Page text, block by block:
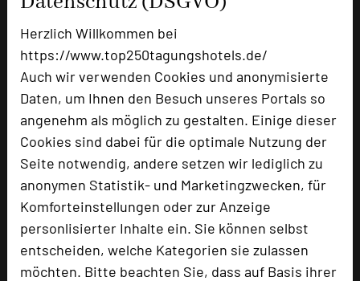
Herzlich Willkommen bei
https://www.top250tagungshotels.de/
Auch wir verwenden Cookies und anonymisierte
Daten, um Ihnen den Besuch unseres Portals so
angenehm als möglich zu gestalten. Einige dieser
Cookies sind dabei für die optimale Nutzung der
Seite notwendig, andere setzen wir lediglich zu
anonymen Statistik- und Marketingzwecken, für
Komforteinstellungen oder zur Anzeige
personlisierter Inhalte ein. Sie können selbst
entscheiden, welche Kategorien sie zulassen
möchten. Bitte beachten Sie, dass auf Basis ihrer
Hotel & Restaurant Waldblick GmbH
Königsbrücker Straße 119
01896 Pulsnitz
+49 35955 7450
Email
language Homepage
zur Tagungsanfrage hinzufügen add_circle
Bewertung